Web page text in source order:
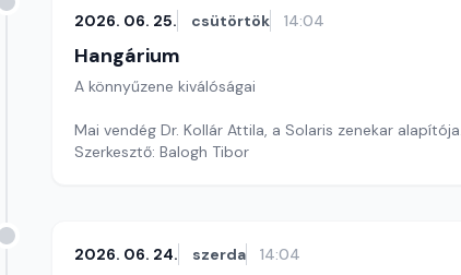
2026. 06. 25. csütörtök 14:04
Hangárium
A könnyűzene kiválóságai
Mai vendég Dr. Kollár Attila, a Solaris zenekar
Szerkesztő: Balogh Tibor
2026. 06. 24. szerda 14:04